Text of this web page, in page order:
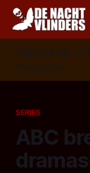
Volg ons op: 📣
Nieuwsbrief
SERIES
ABC